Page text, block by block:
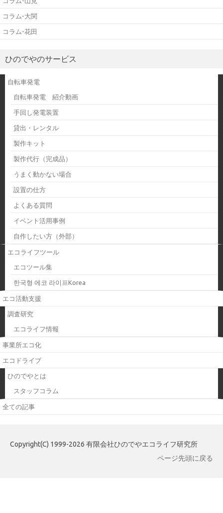
コラム-大関
コラム-花田
ひのでやのサービス
自転車発電
自転車発電 紹介動画
手回し発電装置
貸出・レンタル
製作キット
製作代行（完成品）
うまく動かない場合
設置の仕方
よくある質問
イベント活用事例
自作したい方（外部）
エコライフツール
エコツール集
한국형 에코 라이프Korea
エコ活動支援
調査研究
エコライフ情報
事業所エコ化
エコドライブ
ひのでやとは
スタッフコラム
全ての記事
Copyright(C) 1999-2026 有限会社ひのでやエコライフ研究所
ページ先頭に戻る